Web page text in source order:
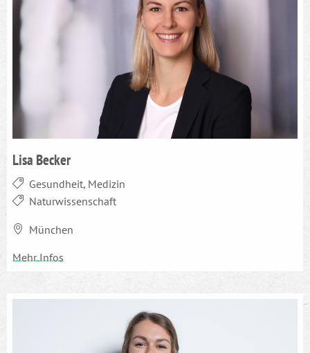
Lisa Becker
Gesundheit, Medizin
Naturwissenschaft
München
Mehr Infos